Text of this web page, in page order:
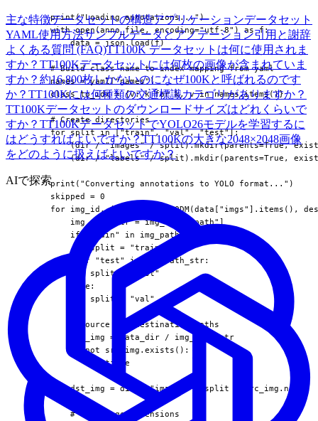
      print("Loading annotations...")
      with open(anno_file, encoding="utf-8") as f:
          data = json.load(f)
      # Build class name to index mapping from yaml
      names = yaml["names"]
      class_to_idx = {v: k for k, v in names.items()}
      # Create directories
      for split in ["train", "val", "test"]:
(dir / "images" / split).mkdir(parents=True,
(dir / "labels" / split).mkdir(parents=True,
      print("Converting annotations to YOLO format...")
      skipped = 0
for img_id, img_data in TQDM(data["imgs"].items(),
          img_path_str = img_data["path"]
          if "train" in img_path_str:
              split = "train"
          elif "test" in img_path_str:
              split = "test"
          else:
              split = "val"
          # Source and destination paths
          src_img = data_dir / img_path_str
          if not src_img.exists():
              continue
          dst_img = dir / "images" / split / src_img.name
          # Get image dimensions
主な特徴データセットの構造アプリケーションデータセット
YAML使用方法サンプルデータとアノテーション引用と謝辞
よくある質問 (FAQ)TT100K データセットは何に使用されま
すか？ TT100Kデータセットには何枚の画像が含まれていま
すか？ 約16,800枚しかないのになぜ100Kと呼ばれるのです
か？ TT100Kには何種類の交通標識カテゴリがありますか？
TT100Kデータセットのダウンロードサイズはどれくらいで
すか？ TT100KデータセットでYOLO26モデルを学習するに
はどうすればよいですか？TT100Kの大きな2048×2048画像
をどのように扱えばよいですか？
AIで探索